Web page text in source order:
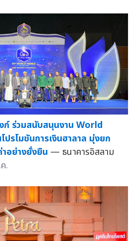
ก์ ร่วมสนับสนุนงาน World
ปรโมชันการเงินฮาลาล มุ่งยก
อย่างยั่งยืน — ธนาคารอิสลาม
.